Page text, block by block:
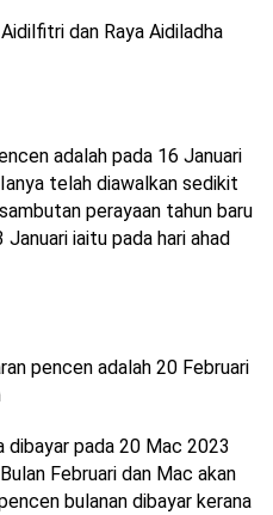
dan Raya Aidiladha
adalah pada 16 Januari
telah diawalkan sedikit
perayaan tahun baru
iaitu pada hari ahad
pencen adalah 20 Februari
dibayar pada 20 Mac 2023
Februari dan Mac akan
bulanan dibayar kerana